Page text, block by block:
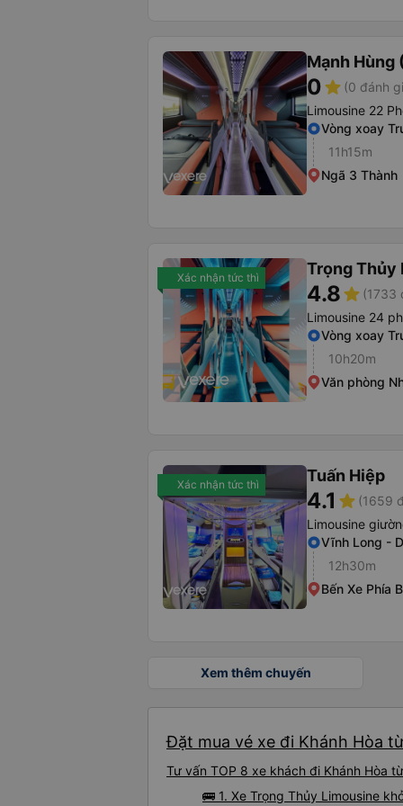
Mạnh Hùng
0star (0 đánh
Limousine 22
Vòng xoay
11h15m
Ngã 3 Thành
Xác nhận tức thì Trọng Thủy
4.8star (1733
Limousine 24
Vòng xoay
10h20m
Văn phòng
Xác nhận tức thì Tuấn Hiệp
4.1 star (1659
Limousine
Vĩnh Long -
12h30m
Bến Xe Phía
Xem thêm chuyến
Đặt mua vé xe đi Khánh Hòa
Tư vấn TOP 8 xe khách đi Khánh Hòa
🚌 1. Xe Trọng Thủy Limousine